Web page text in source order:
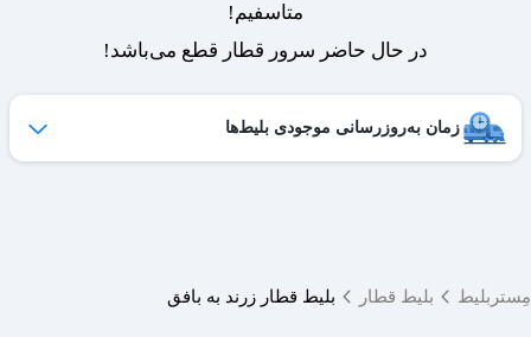
زمان به‌روزرسانی موجودی بلیط‌ها
متاسفیم!
در حال حاضر سرور قطار قطع می‌باشد!
مِستربلیط بلیط قطار بلیط قطار زرند به بافق